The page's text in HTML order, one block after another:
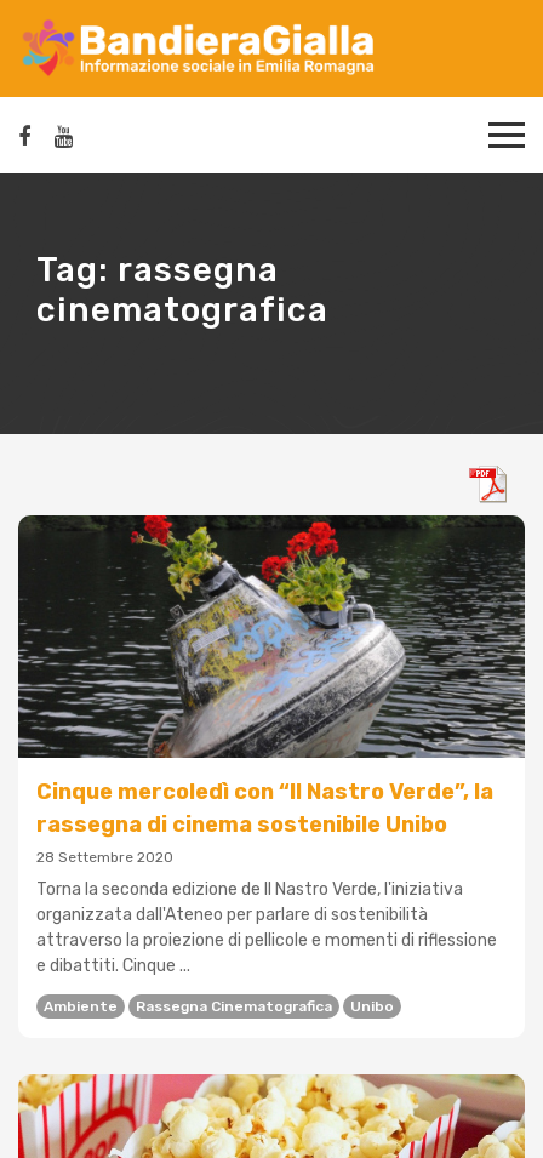
Tag: rassegna
cinematografica
Cinque mercoledì con “Il Nastro Verde”, la
rassegna di cinema sostenibile Unibo
28 Settembre 2020
Torna la seconda edizione de Il Nastro Verde, l'iniziativa
organizzata dall'Ateneo per parlare di sostenibilità
attraverso la proiezione di pellicole e momenti di riflessione
e dibattiti. Cinque ...
Ambiente Rassegna Cinematografica Unibo